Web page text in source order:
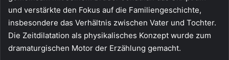
und verstärkte den Fokus auf die Familiengeschichte,
insbesondere das Verhältnis zwischen Vater und Tochter.
Die Zeitdilatation als physikalisches Konzept wurde zum
dramaturgischen Motor der Erzählung gemacht.